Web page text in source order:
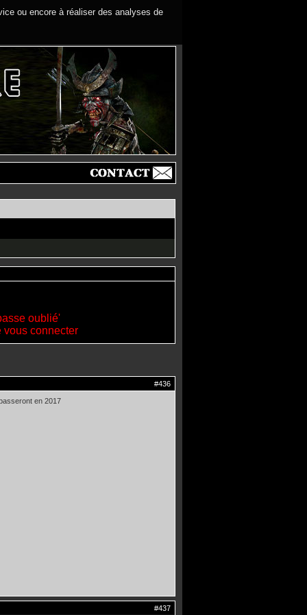
ou encore à réaliser des analyses de
oublié'
vous connecter
#436
en 2017
#437